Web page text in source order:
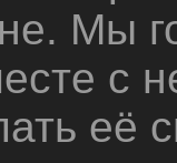
Мы
с
её